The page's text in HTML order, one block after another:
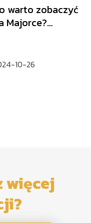
warto zobaczyć
Majorce?
10-26
więcej